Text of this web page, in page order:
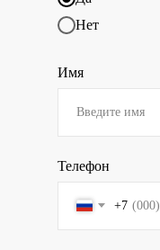
Нет
Имя
Телефон
+7